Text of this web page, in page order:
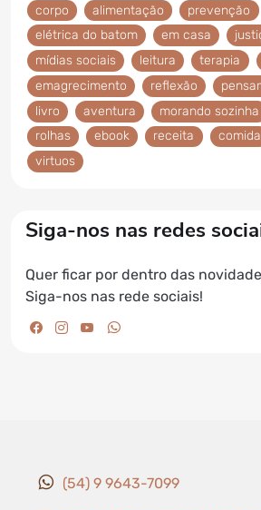
corpo
alimentação
prevenção
elétrica do batom
em casa
mídias sociais
leitura terapia
emagrecimento
reflexão
livro
aventura morando sozinha
rolhas
ebook receita comida
virtuos
Siga-nos nas redes
Quer ficar por dentro das
Siga-nos nas rede sociais!
facebook da Elétrica do Batom
instagram da Elétrica do
youtube da Elétrica do
(54) 9 9643-7099